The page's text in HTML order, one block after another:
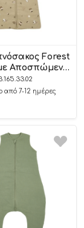
Forest
Αποσπώμενα
από 7-12 ημέρες